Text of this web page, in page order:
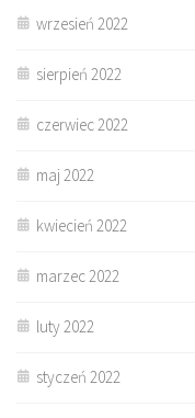
wrzesień 2022
sierpień 2022
czerwiec 2022
maj 2022
kwiecień 2022
marzec 2022
luty 2022
styczeń 2022